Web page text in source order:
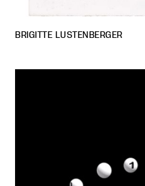
BRIGITTE LUSTENBERGER